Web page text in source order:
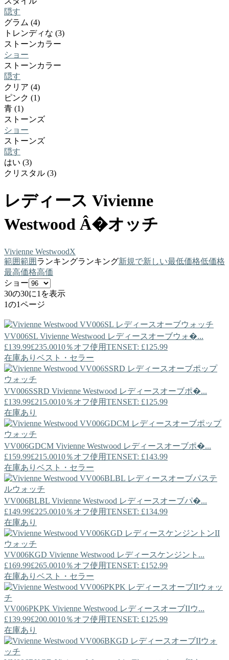
隠す
グラム (4)
トレンディな (3)
ストーンカラー
ショー
ストーンカラー
隠す
クリア (4)
ピンク (1)
青 (1)
ストーンズ
ショー
ストーンズ
隠す
はい (3)
クリスタル (3)
レディース Vivienne
Westwood Â�オッチ
Vivienne WestwoodX
範囲範囲 ランキングランキング新規で新しい最低価格低価格
最高価格高価
ショー
30の30に1を表示
1の1ページ
VV006SL Vivienne Westwood レディースオーブウォ�...
£139.99£235.0010％オフ使用TENSET: £125.99
在庫あり ベスト・セラー
VV006SSRD Vivienne Westwood レディースオーブポ�...
£139.99£215.0010％オフ使用TENSET: £125.99
在庫あり
VV006GDCM Vivienne Westwood レディースオーブポ�...
£159.99£215.0010％オフ使用TENSET: £143.99
在庫あり ベスト・セラー
VV006BLBL Vivienne Westwood レディースオーブパ�...
£149.99£225.0010％オフ使用TENSET: £134.99
在庫あり
VV006KGD Vivienne Westwood レディースケンジント...
£169.99£265.0010％オフ使用TENSET: £152.99
在庫あり ベスト・セラー
VV006PKPK Vivienne Westwood レディースオーブIIウ...
£139.99£200.0010％オフ使用TENSET: £125.99
在庫あり